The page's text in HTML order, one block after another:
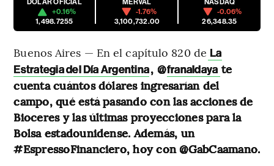
DÓLAR OFICIAL
+0.16%
1,498.7255
MERVAL
-1.76%
3,100,732.00
NASDAQ
-0.06%
26,348.35
Buenos Aires — En el capítulo 820 de La
Estrategia del Día Argentina, @franaldaya te
cuenta cuántos dólares ingresarían del
campo, qué está pasando con las acciones de
Bioceres y las últimas proyecciones para la
Bolsa estadounidense. Además, un
#EspressoFinanciero, hoy con @GabCaamano.